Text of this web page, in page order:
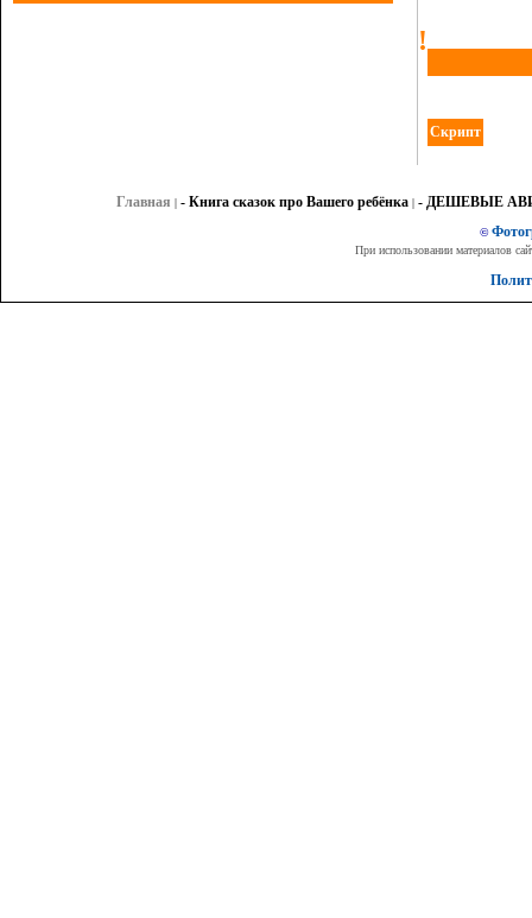
!
Скрипт
Главная | - Книга сказок про Вашего ребёнка | - ДЕШЕВЫЕ
©
При использовании материалов